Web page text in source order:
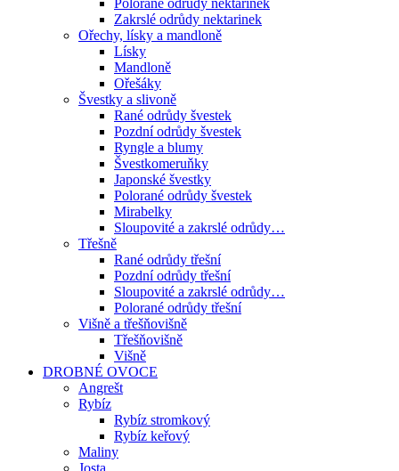
Polorané odrůdy nektarinek
Zakrslé odrůdy nektarinek
Ořechy, lísky a mandloně
Lísky
Mandloně
Ořešáky
Švestky a slivoně
Rané odrůdy švestek
Pozdní odrůdy švestek
Ryngle a blumy
Švestkomeruňky
Japonské švestky
Polorané odrůdy švestek
Mirabelky
Sloupovité a zakrslé odrůdy…
Třešně
Rané odrůdy třešní
Pozdní odrůdy třešní
Sloupovité a zakrslé odrůdy…
Polorané odrůdy třešní
Višně a třešňovišně
Třešňovišně
Višně
DROBNÉ OVOCE
Angrešt
Rybíz
Rybíz stromkový
Rybíz keřový
Maliny
Josta